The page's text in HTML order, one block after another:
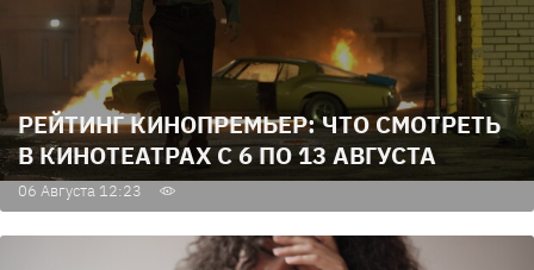
РЕЙТИНГ КИНОПРЕМЬЕР: ЧТО СМОТРЕТЬ
В КИНОТЕАТРАХ С 6 ПО 13 АВГУСТА
06 Августа 12:23